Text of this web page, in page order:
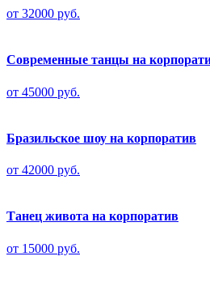
от 32000 руб.
Современные танцы на
от 45000 руб.
Бразильское шоу на корпоратив
от 42000 руб.
Танец живота на корпоратив
от 15000 руб.